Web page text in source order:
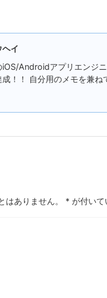
イ
iOS/Androidアプリエンジ
！！ 自分用のメモを兼ね
はありません。 * が付いて